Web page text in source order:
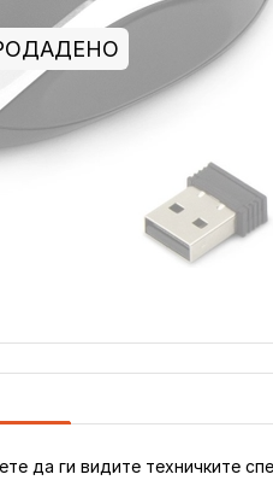
да ги видите техничките